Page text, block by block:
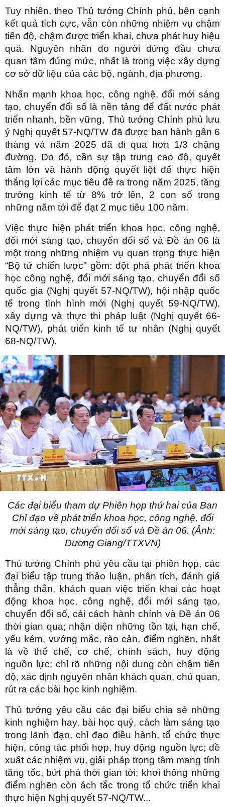
Tuy nhiên, theo Thủ tướng Chính phủ, bên cạnh
kết quả tích cực, vẫn còn những nhiệm vụ chậm
tiến độ, chậm được triển khai, chưa phát huy hiệu
quả. Nguyên nhân do người đứng đầu chưa
quan tâm đúng mức, nhất là trong việc xây dựng
cơ sở dữ liệu của các bộ, ngành, địa phương.
Nhấn mạnh khoa học, công nghệ, đổi mới sáng
tạo, chuyển đổi số là nền tảng để đất nước phát
triển nhanh, bền vững, Thủ tướng Chính phủ lưu
ý Nghị quyết 57-NQ/TW đã được ban hành gần 6
tháng và năm 2025 đã đi qua hơn 1/3 chặng
đường. Do đó, cần sự tập trung cao độ, quyết
tâm lớn và hành động quyết liệt để thực hiện
thắng lợi các mục tiêu đề ra trong năm 2025, tăng
trưởng kinh tế từ 8% trở lên, 2 con số trong
những năm tới để đạt 2 mục tiêu 100 năm.
Việc thực hiện phát triển khoa học, công nghệ,
đổi mới sáng tạo, chuyển đổi số và Đề án 06 là
một trong những nhiệm vụ quan trọng thực hiện
“Bộ tứ chiến lược” gồm: đột phá phát triển khoa
học công nghệ, đổi mới sáng tạo, chuyển đổi số
quốc gia (Nghị quyết 57-NQ/TW), hội nhập quốc
tế trong tình hình mới (Nghị quyết 59-NQ/TW),
xây dựng và thực thi pháp luật (Nghị quyết 66-
NQ/TW), phát triển kinh tế tư nhân (Nghị quyết
68-NQ/TW).
Các đại biểu tham dự Phiên họp thứ hai của Ban
Chỉ đạo về phát triển khoa học, công nghệ, đổi
mới sáng tạo, chuyển đổi số và Đề án 06. (Ảnh:
Dương Giang/TTXVN)
Thủ tướng Chính phủ yêu cầu tại phiên họp, các
đại biểu tập trung thảo luận, phân tích, đánh giá
thẳng thắn, khách quan việc triển khai các hoạt
động khoa học, công nghệ, đổi mới sáng tạo,
chuyển đổi số, cải cách hành chính và Đề án 06
thời gian qua; nhận diện những tồn tại, hạn chế,
yếu kém, vướng mắc, rào cản, điểm nghẽn, nhất
là về thể chế, cơ chế, chính sách, huy động
nguồn lực; chỉ rõ những nội dung còn chậm tiến
độ, xác định nguyên nhân khách quan, chủ quan,
rút ra các bài học kinh nghiệm.
Thủ tướng yêu cầu các đại biểu chia sẻ những
kinh nghiệm hay, bài học quý, cách làm sáng tạo
trong lãnh đạo, chỉ đạo điều hành, tổ chức thực
hiện, công tác phối hợp, huy động nguồn lực; đề
xuất các nhiệm vụ, giải pháp trọng tâm mang tính
tăng tốc, bứt phá thời gian tới; khơi thông những
điểm nghẽn còn ách tắc trong tổ chức triển khai
thực hiện Nghị quyết 57-NQ/TW...